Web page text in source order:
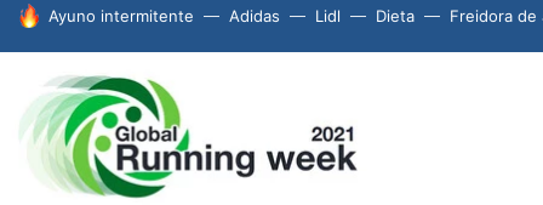
HOY SE HABLA DE
Ayuno intermitente Adidas Lidl Dieta Freidora de